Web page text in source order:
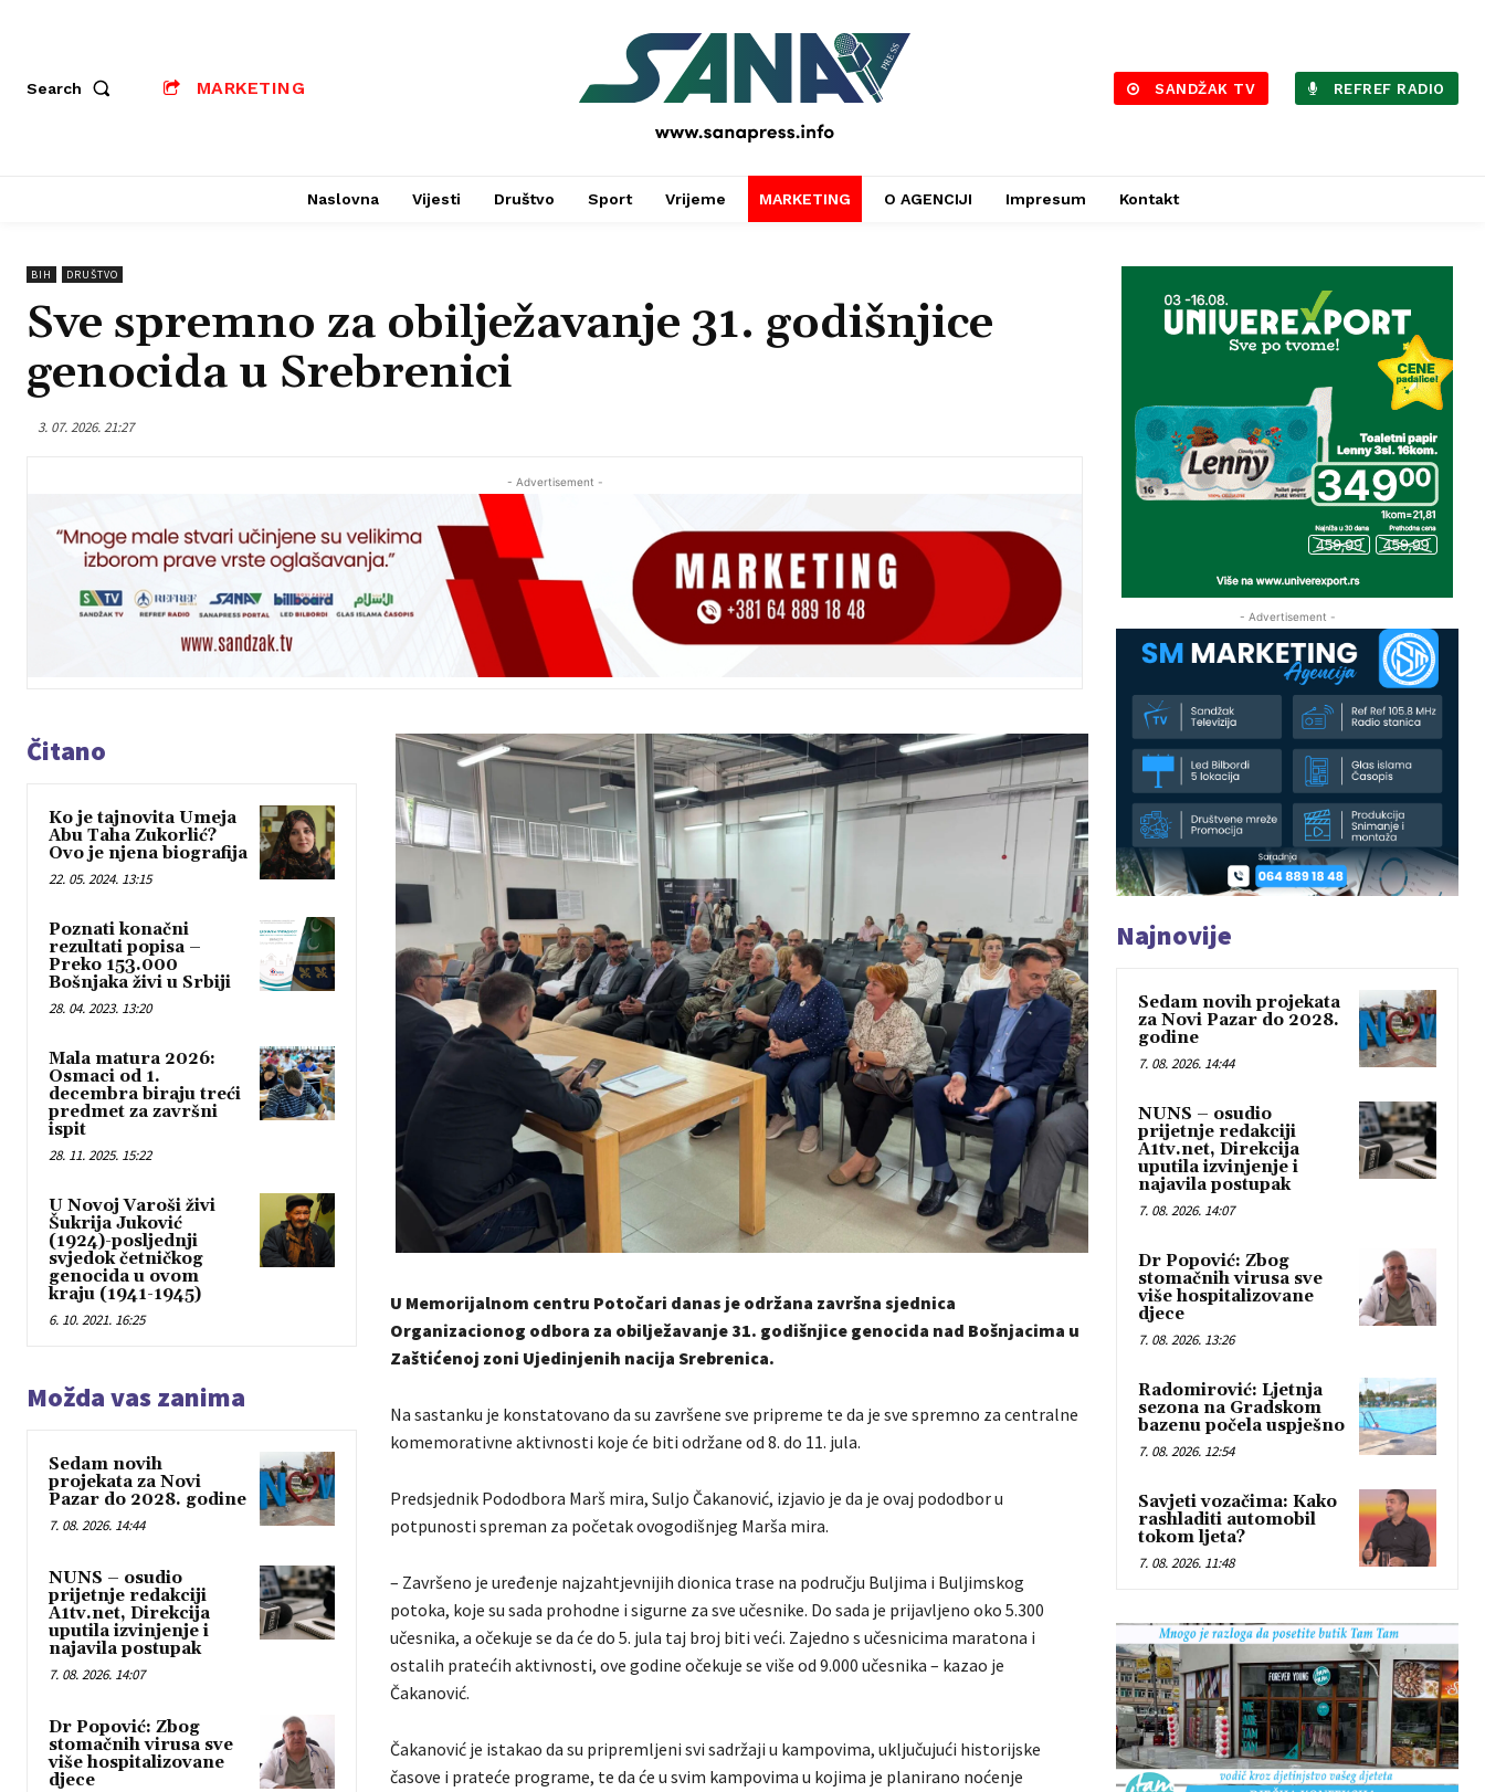
Search MARKETING
PRESS
SANDŽAK TV REFREF RADIO
Naslovna Vijesti Društvo Sport Vrijeme MARKETING O AGENCIJI Impresum Kontakt
BIH DRUŠTVO
Sve spremno za obilježavanje 31. godišnjice
genocida u Srebrenici
3. 07. 2026. 21:27
- Advertisement -
Čitano
Ko je tajnovita Umeja
Abu Taha Zukorlić?
Ovo je njena biografija
22. 05. 2024. 13:15
Poznati konačni
rezultati popisa –
Preko 153.000
Bošnjaka živi u Srbiji
28. 04. 2023. 13:20
Mala matura 2026:
Osmaci od 1.
decembra biraju treći
predmet za završni
ispit
28. 11. 2025. 15:22
U Novoj Varoši živi
Šukrija Juković
(1924)-posljednji
svjedok četničkog
genocida u ovom
kraju (1941-1945)
6. 10. 2021. 16:25
Možda vas zanima
Sedam novih
projekata za Novi
Pazar do 2028. godine
7. 08. 2026. 14:44
NUNS – osudio
prijetnje redakciji
A1tv.net, Direkcija
uputila izvinjenje i
najavila postupak
7. 08. 2026. 14:07
Dr Popović: Zbog
stomačnih virusa sve
više hospitalizovane
djece
U Memorijalnom centru Potočari danas je održana završna sjednica
Organizacionog odbora za obilježavanje 31. godišnjice genocida nad Bošnjacima u
Zaštićenoj zoni Ujedinjenih nacija Srebrenica.
Na sastanku je konstatovano da su završene sve pripreme te da je sve spremno za centralne
komemorativne aktivnosti koje će biti održane od 8. do 11. jula.
Predsjednik Pododbora Marš mira, Suljo Čakanović, izjavio je da je ovaj pododbor u
potpunosti spreman za početak ovogodišnjeg Marša mira.
– Završeno je uređenje najzahtjevnijih dionica trase na području Buljima i Buljimskog
potoka, koje su sada prohodne i sigurne za sve učesnike. Do sada je prijavljeno oko 5.300
učesnika, a očekuje se da će do 5. jula taj broj biti veći. Zajedno s učesnicima maratona i
ostalih pratećih aktivnosti, ove godine očekuje se više od 9.000 učesnika – kazao je
Čakanović.
Čakanović je istakao da su pripremljeni svi sadržaji u kampovima, uključujući historijske
časove i prateće programe, te da će u svim kampovima u kojima je planirano noćenje
- Advertisement -
Najnovije
Sedam novih projekata
za Novi Pazar do 2028.
godine
7. 08. 2026. 14:44
NUNS – osudio
prijetnje redakciji
A1tv.net, Direkcija
uputila izvinjenje i
najavila postupak
7. 08. 2026. 14:07
Dr Popović: Zbog
stomačnih virusa sve
više hospitalizovane
djece
7. 08. 2026. 13:26
Radomirović: Ljetnja
sezona na Gradskom
bazenu počela uspješno
7. 08. 2026. 12:54
Savjeti vozačima: Kako
rashladiti automobil
tokom ljeta?
7. 08. 2026. 11:48